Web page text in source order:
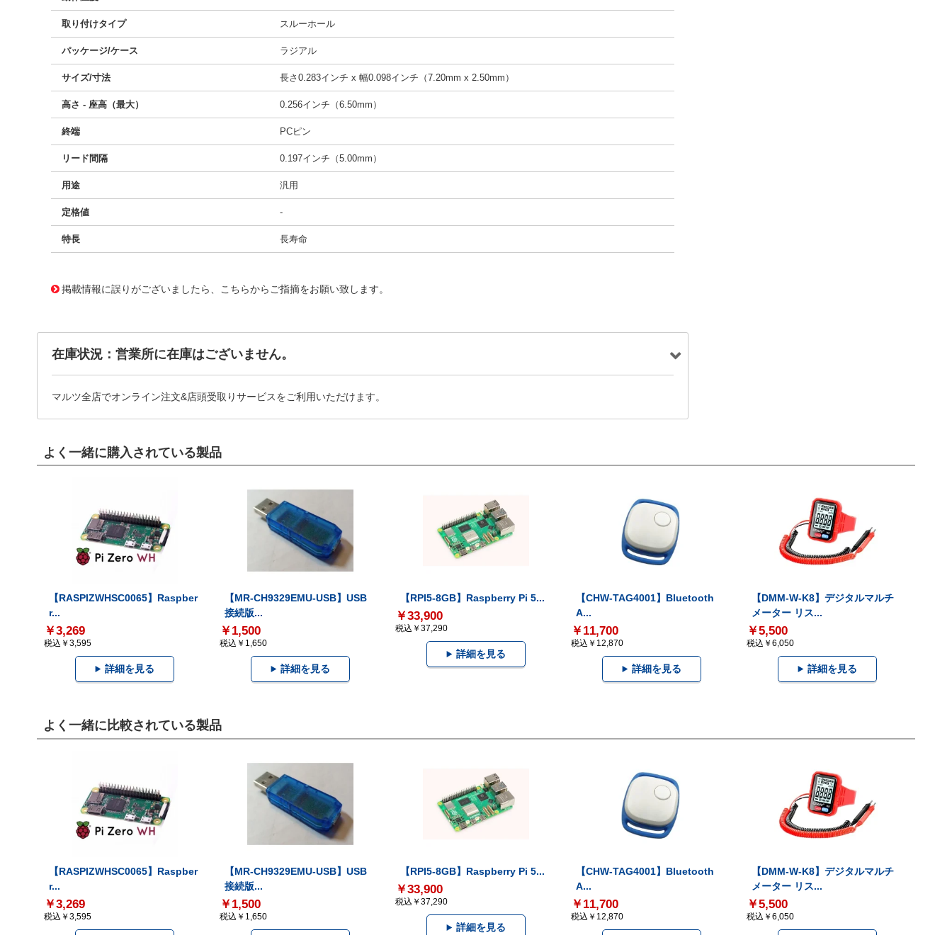
取り付けタイプ スルーホール
パッケージ/ケース ラジアル
サイズ/寸法 長さ0.283インチ x 幅0.098インチ（7.20mm x 2.50mm）
高さ - 座高（最大） 0.256インチ（6.50mm）
終端 PCピン
リード間隔 0.197インチ（5.00mm）
用途 汎用
定格値 -
特長 長寿命
掲載情報に誤りがございましたら、こちらからご指摘をお願い致します。
在庫状況：営業所に在庫はございません。
マルツ全店でオンライン注文&店頭受取りサービスをご利用いただけます。
よく一緒に購入されている製品
【RASPIZWHSC0065】Raspber
r...
￥3,269
税込￥3,595
詳細を見る
【MR-CH9329EMU-USB】USB
接続版...
￥1,500
税込￥1,650
詳細を見る
【RPI5-8GB】Raspberry Pi 5...
￥33,900
税込￥37,290
詳細を見る
【CHW-TAG4001】Bluetooth
A...
￥11,700
税込￥12,870
詳細を見る
【DMM-W-K8】デジタルマルチ
メーター リス...
￥5,500
税込￥6,050
詳細を見る
よく一緒に比較されている製品
【RASPIZWHSC0065】Raspber
r...
￥3,269
税込￥3,595
【MR-CH9329EMU-USB】USB
接続版...
￥1,500
税込￥1,650
【RPI5-8GB】Raspberry Pi 5...
￥33,900
税込￥37,290
詳細を見る
【CHW-TAG4001】Bluetooth
A...
￥11,700
税込￥12,870
【DMM-W-K8】デジタルマルチ
メーター リス...
￥5,500
税込￥6,050